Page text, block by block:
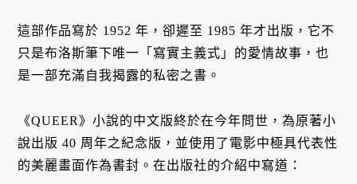
這部作品寫於 1952 年，卻遲至 1985 年才出版，它不
只是布洛斯筆下唯一「寫實主義式」的愛情故事，也
是一部充滿自我揭露的私密之書。
《QUEER》小說的中文版終於在今年問世，為原著小
說出版 40 周年之紀念版，並使用了電影中極具代表性
的美麗畫面作為書封。在出版社的介紹中寫道：